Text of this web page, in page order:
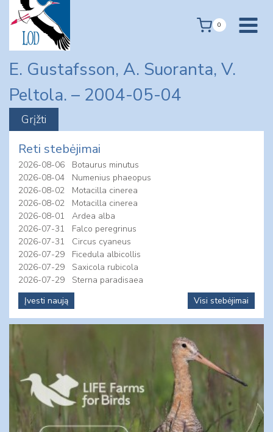
content
0
E. Gustafsson, A. Suoranta, V.
Peltola. – 2004-05-04
Reti stebėjimai
2026-08-06
Botaurus minutus
2026-08-04
Numenius phaeopus
2026-08-02
Motacilla cinerea
2026-08-02
Motacilla cinerea
2026-08-01
Ardea alba
2026-07-31
Falco peregrinus
2026-07-31
Circus cyaneus
2026-07-29
Ficedula albicollis
2026-07-29
Saxicola rubicola
2026-07-29
Sterna paradisaea
Įvesti naują
Visi stebėjimai